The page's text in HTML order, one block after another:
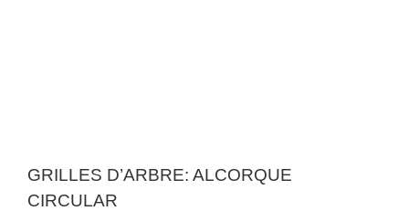
GRILLES D’ARBRE: ALCORQUE
CIRCULAR